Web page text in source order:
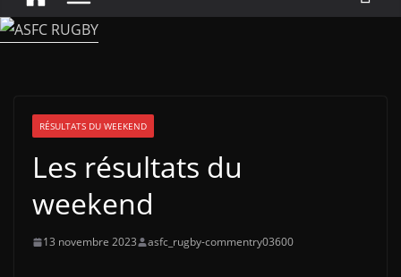
RÉSULTATS DU WEEKEND
Les résultats du
weekend
13 novembre 2023 asfc_rugby-commentry03600